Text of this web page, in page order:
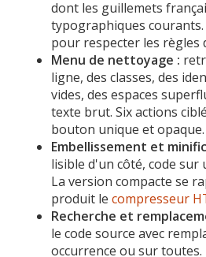
dont les guillemets
typographiques courants.
pour respecter les règles
Menu de nettoyage :
ligne, des classes, des
vides, des espaces
texte brut. Six actions
bouton unique et opaque.
Embellissement et
lisible d'un côté, code sur
La version compacte se
produit le compresseur
Recherche et
le code source avec
occurrence ou sur